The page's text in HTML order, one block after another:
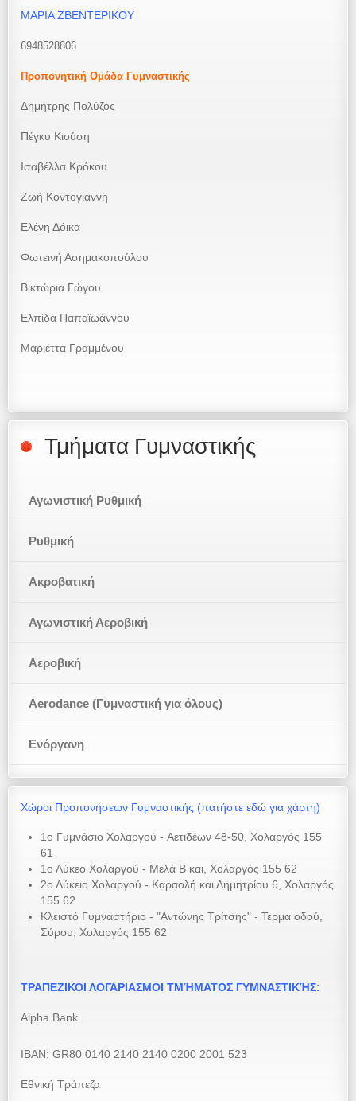
ΜΑΡΙΑ ΖΒΕΝΤΕΡΙΚΟΥ
6948528806
Προπονητική Ομάδα Γυμναστικής
Δημήτρης Πολύζος
Πέγκυ Κιούση
Ισαβέλλα Κρόκου
Ζωή Κοντογιάννη
Ελένη Δόικα
Φωτεινή Ασημακοπούλου
Βικτώρια Γώγου
Ελπίδα Παπαϊωάννου
Μαριέττα Γραμμένου
Τμήματα Γυμναστικής
Αγωνιστική Ρυθμική
Ρυθμική
Ακροβατική
Αγωνιστική Αεροβική
Αεροβική
Aerodance (Γυμναστική για όλους)
Ενόργανη
Χώροι Προπονήσεων Γυμναστικής (πατήστε εδώ για χάρτη)
1ο Γυμνάσιο Χολαργού - Αετιδέων 48-50, Χολαργός 155
61
1ο Λύκεο Χολαργού - Μελά Β και, Χολαργός 155 62
2ο Λύκειο Χολαργού - Καραολή και Δημητρίου 6, Χολαργός
155 62
Κλειστό Γυμναστήριο - "Αντώνης Τρίτσης" - Τερμα οδού,
Σύρου, Χολαργός 155 62
ΤΡΑΠΕΖΙΚΟΙ ΛΟΓΑΡΙΑΣΜΟΙ ΤΜΉΜΑΤΟΣ ΓΥΜΝΑΣΤΙΚΉΣ:
Alpha Bank
ΙΒΑΝ: GR80 0140 2140 2140 0200 2001 523
Εθνική Τράπεζα